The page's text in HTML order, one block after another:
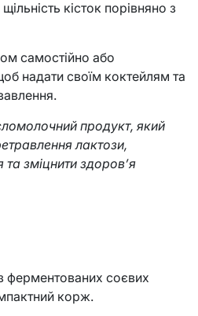
кісток порівняно з
самостійно або
надати своїм коктейлям та
продукт, який
лактози,
зміцнити здоров’я
ферментованих соєвих
корж.